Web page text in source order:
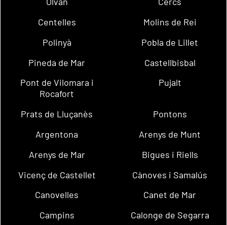
Centelles
Molins de Rei
Polinyà
Pobla de Lillet
Pineda de Mar
Castellbisbal
Pont de Vilomara i
Rocafort
Pujalt
Prats de Lluçanès
Pontons
Argentona
Arenys de Munt
Arenys de Mar
Bigues i Riells
Vicenç de Castellet
Cànoves i Samalús
Canovelles
Canet de Mar
Campins
Calonge de Segarra